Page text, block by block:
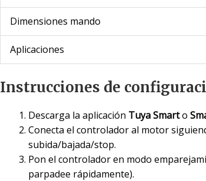
Dimensiones mando
Aplicaciones
Instrucciones de
Descarga la aplicación Tuya Smarto
Conecta el controlador al motor
subida/bajada/stop.
Pon el controlador en modo
parpadee rápidamente).